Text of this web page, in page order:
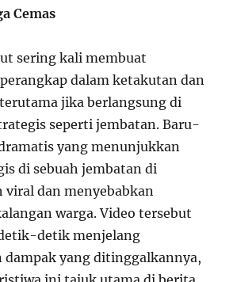
Cemas
sering kali membuat
dalam ketakutan dan
jika berlangsung di
seperti jembatan. Baru-
yang menunjukkan
di sebuah jembatan di
viral dan menyebabkan
warga. Video tersebut
detik menjelang
dampak yang ditinggalkannya,